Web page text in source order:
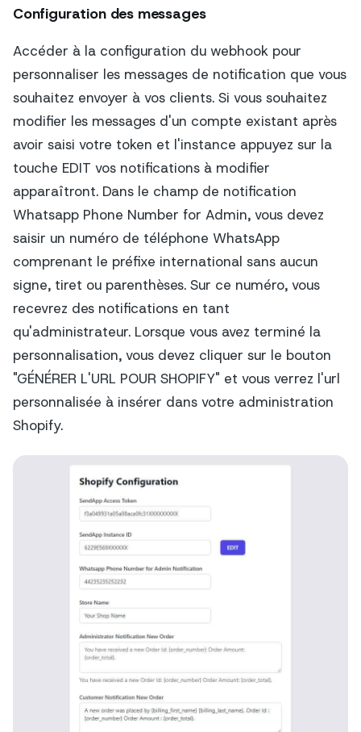
Configuration des messages
Accéder à la configuration du webhook pour
personnaliser les messages de notification que vous
souhaitez envoyer à vos clients. Si vous souhaitez
modifier les messages d'un compte existant après
avoir saisi votre token et l'instance appuyez sur la
touche EDIT vos notifications à modifier
apparaîtront. Dans le champ de notification
Whatsapp Phone Number for Admin, vous devez
saisir un numéro de téléphone WhatsApp
comprenant le préfixe international sans aucun
signe, tiret ou parenthèses. Sur ce numéro, vous
recevrez des notifications en tant
qu'administrateur. Lorsque vous avez terminé la
personnalisation, vous devez cliquer sur le bouton
"GÉNÉRER L'URL POUR SHOPIFY" et vous verrez l'url
personnalisée à insérer dans votre administration
Shopify.